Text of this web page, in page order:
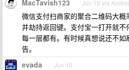
MacTavish123 Jun 10 via
微信支付扫商家的聚合二维码大概
并劫持返回键。支付宝一打开就不
每一层都有。有时候真想说还不
告。
evada Jun 10